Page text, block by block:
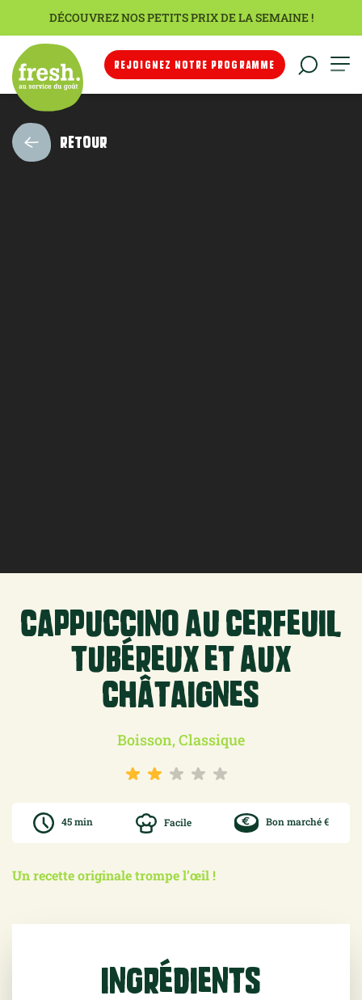
DÉCOUVREZ NOS PETITS PRIX DE LA SEMAINE !
REJOIGNEZ NOTRE PROGRAMME
RETOUR
cappuccino au cerfeuil
tubéreux et aux
châtaignes
Boisson, Classique
45 min Facile Bon marché €
Un recette originale trompe l’œil !
Ingrédients